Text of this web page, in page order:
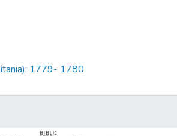
1779- 1780